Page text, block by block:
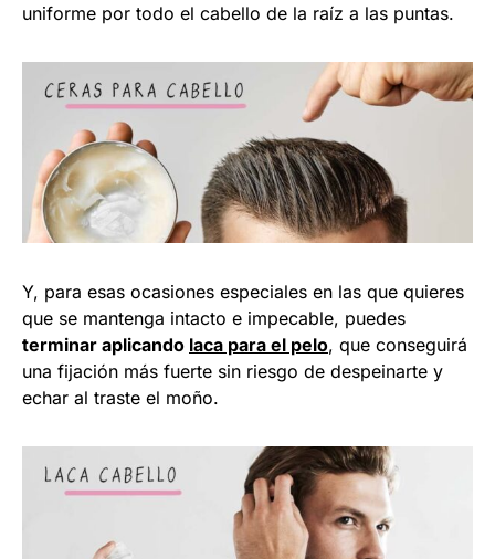
uniforme por todo el cabello de la raíz a las puntas.
Y, para esas ocasiones especiales en las que quieres
que se mantenga intacto e impecable, puedes
terminar aplicando laca para el pelo, que conseguirá
una fijación más fuerte sin riesgo de despeinarte y
echar al traste el moño.